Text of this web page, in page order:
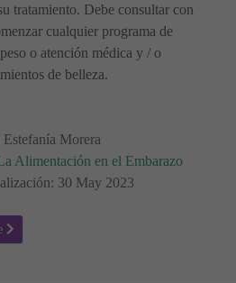
tratamiento. Debe consultar con
cualquier programa de
o atención médica y / o
de belleza.
Estefanía Morera
Alimentación en el Embarazo
30 May 2023
comer marisco estando embarazada?
Polen de abeja en el embarazo: ¿Es